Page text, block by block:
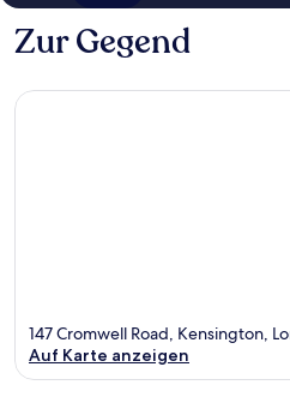
Zur Gegend
147 Cromwell Road, Kensington,
Auf Karte anzeigen